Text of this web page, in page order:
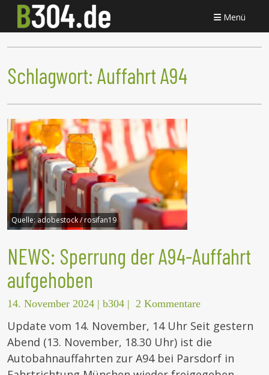
Menü
Schlagwort: Auffahrt A94
Quelle: adobestock / rosifan19
NEWS: Sperrung der A94-Auffahrt
aufgehoben
14. November 2024 | b304 | 2 Kommentare
Update vom 14. November, 14 Uhr Seit gestern
Abend (13. November, 18.30 Uhr) ist die
Autobahnauffahrten zur A94 bei Parsdorf in